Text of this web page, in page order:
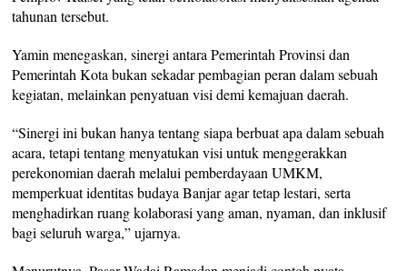
tahunan tersebut.
Yamin menegaskan, sinergi antara Pemerintah Provinsi dan
Pemerintah Kota bukan sekadar pembagian peran dalam sebuah
kegiatan, melainkan penyatuan visi demi kemajuan daerah.
“Sinergi ini bukan hanya tentang siapa berbuat apa dalam sebuah
acara, tetapi tentang menyatukan visi untuk menggerakkan
perekonomian daerah melalui pemberdayaan UMKM,
memperkuat identitas budaya Banjar agar tetap lestari, serta
menghadirkan ruang kolaborasi yang aman, nyaman, dan inklusif
bagi seluruh warga,” ujarnya.